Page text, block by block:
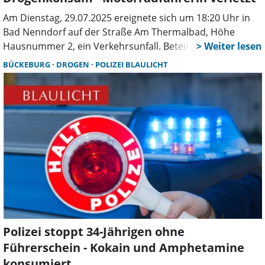
Am Dienstag, 29.07.2025 ereignete sich um 18:20 Uhr in
Bad Nenndorf auf der Straße Am Thermalbad, Höhe
Hausnummer 2, ein Verkehrsunfall. Beteiligt waren eine
25-jährige PKW-Fahrerin aus Barsinghausen und eine 30-
jährige Motorradfahrerin aus Bad Nenndorf. Die PKW-
Fahrerin wollte von einem Parkplatz auf die Straße Am
Thermalbad einbiegen und übersah dabei die
Motorradfahrerin. Bei dem Zusammenstoß verletzte sich
die Motorradfahrerin leicht und wurde mit dem
Rettungswagen in ein Krankenhaus gebracht. Bei der
Unfallaufnahme stellten die Polizeibeamten eine mögliche
Beeinflussung durch THC bei der PKW-Fahrerin fest. Ein
Vortest verlief positiv. Das Ergebnis der angeordneten
Blutentnahme steht noch aus.
BÜCKEBURG DROGEN POLIZEI BLAULICHT
Polizei stoppt 34-Jährigen ohne
Führerschein - Kokain und Amphetamine